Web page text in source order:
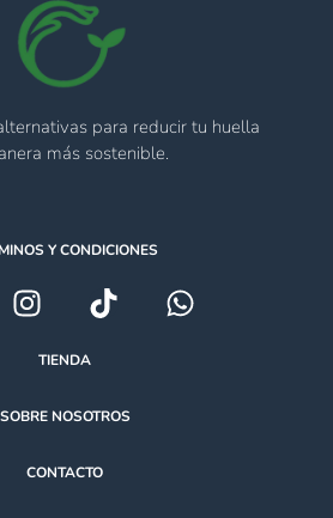
para reducir tu huella
más sostenible.
Y CONDICIONES
TIENDA
SOBRE NOSOTROS
CONTACTO